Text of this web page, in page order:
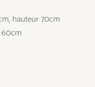
hauteur 70cm